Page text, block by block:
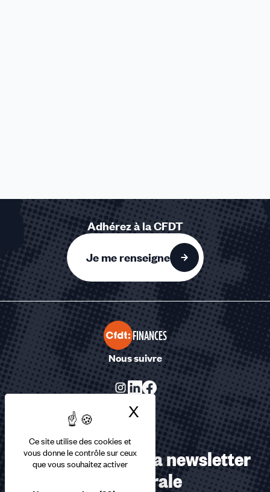
Ce site utilise des cookies et
vous donne le contrôle sur ceux
que vous souhaitez activer
X Masquer le
Adhérez à la CFDT
Je me renseigne
FINANCES
Nous suivre
Abonnez-vous à la newsletter
confédérale